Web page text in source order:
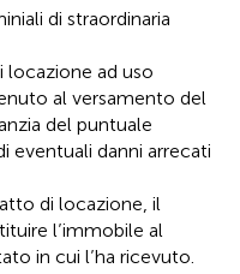
di straordinaria
ad uso
al versamento del
del puntuale
eventuali danni arrecati
di locazione, il
l’immobile al
in cui l’ha ricevuto.